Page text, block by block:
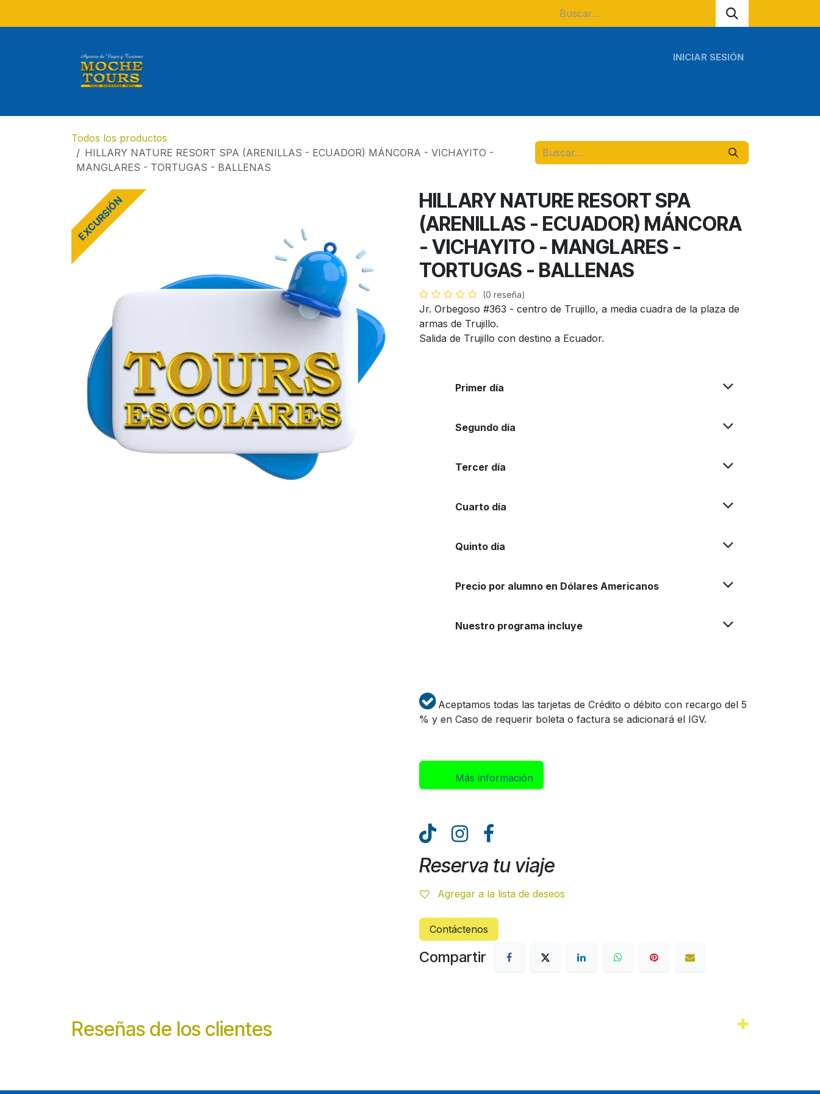
INICIAR SESIÓN
Todos los productos
HILLARY NATURE RESORT SPA (ARENILLAS - ECUADOR) MÁNCORA - VICHAYITO -
MANGLARES - TORTUGAS - BALLENAS
EXCURSIÓN
HILLARY NATURE RESORT SPA
(ARENILLAS - ECUADOR) MÁNCORA
- VICHAYITO - MANGLARES -
TORTUGAS - BALLENAS
(0 reseña)
Jr. Orbegoso #363 - centro de Trujillo, a media cuadra de la plaza de
armas de Trujillo.
Salida de Trujillo con destino a Ecuador.
Primer día
Segundo día
Tercer día
Cuarto día
Quinto día
Precio por alumno en Dólares Americanos
Nuestro programa incluye
Aceptamos todas las tarjetas de Crédito o débito con recargo del 5
% y en Caso de requerir boleta o factura se adicionará el IGV.
Más inform​​​​ación
Reserva tu viaje
Agregar a la lista de deseos
Contáctenos
Compartir
Reseñas de los clientes